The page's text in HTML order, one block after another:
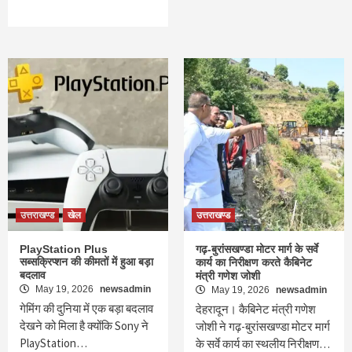
उत्तराखण्ड खेल
PlayStation Plus
सब्सक्रिप्शन की कीमतों में हुआ बड़ा
बदलाव
May 19, 2026 newsadmin
गेमिंग की दुनिया में एक बड़ा बदलाव
देखने को मिला है क्योंकि Sony ने
PlayStation…
उत्तराखण्ड
गढ़-बुरांसखण्डा मोटर मार्ग के सर्वे
कार्य का निरीक्षण करते कैबिनेट
मंत्री गणेश जोशी
May 19, 2026 newsadmin
देहरादून। कैबिनेट मंत्री गणेश
जोशी ने गढ़-बुरांसखण्डा मोटर मार्ग
के सर्वे कार्य का स्थलीय निरीक्षण…